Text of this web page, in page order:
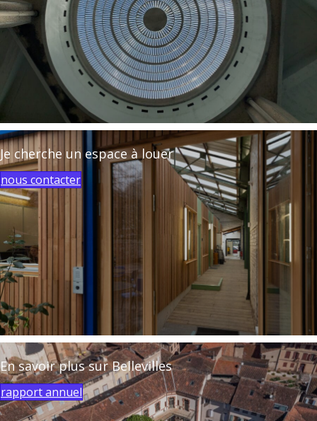
Je cherche un espace à louer
nous contacter
En savoir plus sur Bellevilles
rapport annuel